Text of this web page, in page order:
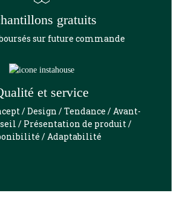
gratuits
sur future commande
et service
/ Design / Tendance / Avant-
/ Présentation de produit /
/ Adaptabilité